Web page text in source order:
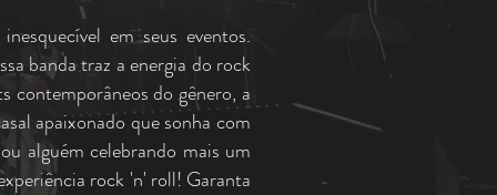
em seus eventos.
banda traz a energia do rock
contemporâneos do gênero, a
apaixonado que sonha com
alguém celebrando mais um
rock 'n' roll! Garanta